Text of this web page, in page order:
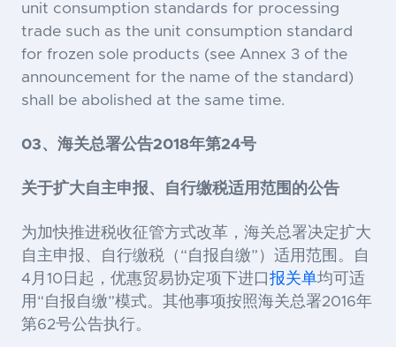
unit consumption standards for processing
trade such as the unit consumption standard
for frozen sole products (see Annex 3 of the
announcement for the name of the standard)
shall be abolished at the same time.
03、海关总署公告2018年第24号
关于扩大自主申报、自行缴税适用范围的公告
为加快推进税收征管方式改革，海关总署决定扩大
自主申报、自行缴税（“自报自缴”）适用范围。自
4月10日起，优惠贸易协定项下进口 报关单均可适
用“自报自缴”模式。其他事项按照海关总署2016年
第62号公告执行。